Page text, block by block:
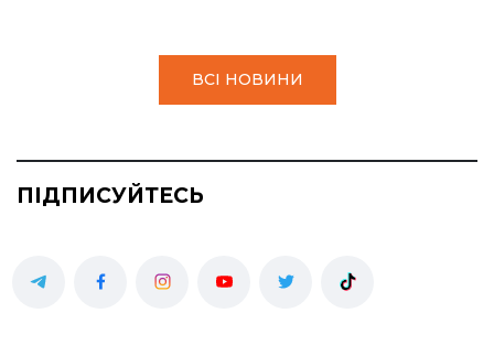
ВСІ НОВИНИ
ПІДПИСУЙТЕСЬ